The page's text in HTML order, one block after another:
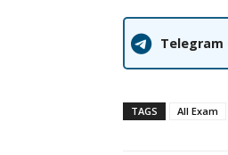
Telegram
TAGS All Exam